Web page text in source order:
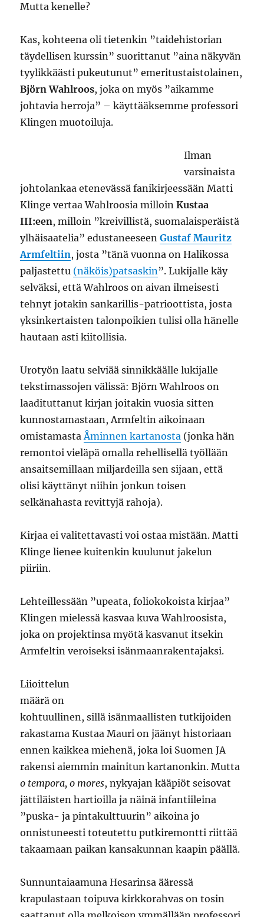
Mutta kenelle?
Kas, kohteena oli tietenkin ”taidehistorian
täydellisen kurssin” suorittanut ”aina näkyvän
tyylikkäästi pukeutunut” emeritustaistolainen,
Björn Wahlroos, joka on myös ”aikamme
johtavia herroja” – käyttääksemme professori
Klingen muotoiluja.
Ilman
varsinaista
johtolankaa etenevässä fanikirjeessään Matti
Klinge vertaa Wahlroosia milloinKustaa
III:een, milloin ”kreivillistä, suomalaisperäistä
ylhäisaatelia” edustaneeseenGustaf Mauritz
Armfeltiin, josta ”tänä vuonna on Halikossa
paljastettu (näköis)patsaskin”. Lukijalle käy
selväksi, että Wahlroos on aivan ilmeisesti
tehnyt jotakin sankarillis-patrioottista, josta
yksinkertaisten talonpoikien tulisi olla hänelle
hautaan asti kiitollisia.
Urotyön laatu selviää sinnikkäälle lukijalle
tekstimassojen välissä: Björn Wahlroos on
laadituttanut kirjan joitakin vuosia sitten
kunnostamastaan, Armfeltin aikoinaan
omistamastaÅminnen kartanosta (jonka hän
remontoi vieläpä omalla rehellisellä työllään
ansaitsemillaan miljardeilla sen sijaan, että
olisi käyttänyt niihin jonkun toisen
selkänahasta revittyjä rahoja).
Kirjaa ei valitettavasti voi ostaa mistään. Matti
Klinge lienee kuitenkin kuulunut jakelun
piiriin.
Lehteillessään ”upeata, foliokokoista kirjaa”
Klingen mielessä kasvaa kuva Wahlroosista,
joka on projektinsa myötä kasvanut itsekin
Armfeltin veroiseksi isänmaanrakentajaksi.
Liioittelun
määrä on
kohtuullinen, sillä isänmaallisten tutkijoiden
rakastama Kustaa Mauri on jäänyt historiaan
ennen kaikkea miehenä, joka loi Suomen JA
rakensi aiemmin mainitun kartanonkin. Mutta
o tempora, o mores, nykyajan kääpiöt seisovat
jättiläisten hartioilla ja näinä infantiileina
”puska- ja pintakulttuurin” aikoina jo
onnistuneesti toteutettu putkiremontti riittää
takaamaan paikan kansakunnan kaapin päällä.
Sunnuntaiaamuna Hesarinsa ääressä
krapulastaan toipuva kirkkorahvas on tosin